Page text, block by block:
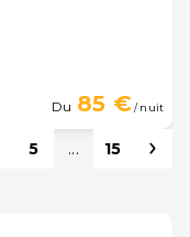
Du 85 €/ nuit
5 ... 15